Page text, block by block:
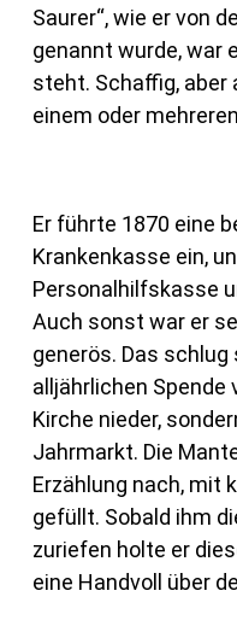
Saurer“, wie er von
genannt wurde, war
steht. Schaffig, aber
einem oder
Er führte 1870 eine
Krankenkasse ein,
Personalhilfskasse
Auch sonst war er
generös. Das
alljährlichen Spende
Kirche nieder,
Jahrmarkt. Die
Erzählung nach, mit
gefüllt. Sobald ihm
zuriefen holte er
eine Handvoll über